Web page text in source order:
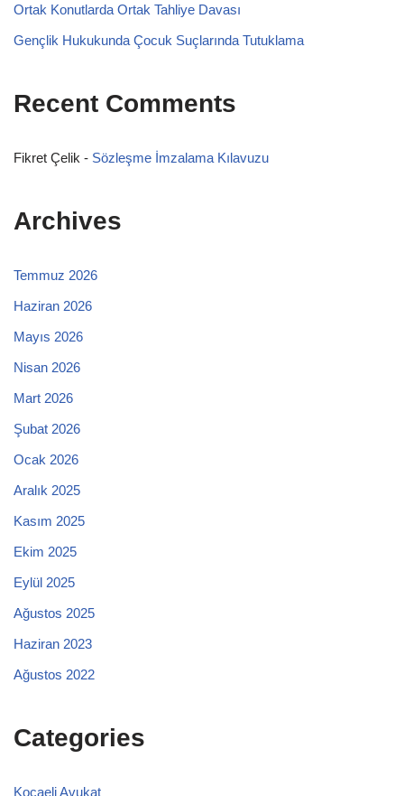
Ortak Konutlarda Ortak Tahliye Davası
Gençlik Hukukunda Çocuk Suçlarında Tutuklama
Recent Comments
Fikret Çelik - Sözleşme İmzalama Kılavuzu
Archives
Temmuz 2026
Haziran 2026
Mayıs 2026
Nisan 2026
Mart 2026
Şubat 2026
Ocak 2026
Aralık 2025
Kasım 2025
Ekim 2025
Eylül 2025
Ağustos 2025
Haziran 2023
Ağustos 2022
Categories
Kocaeli Avukat